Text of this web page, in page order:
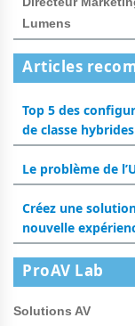
Lumens
Articles
Top 5 des
de classe
Le problème de
Créez une
nouvelle
salles de classe
ProAV Lab
Solutions AV